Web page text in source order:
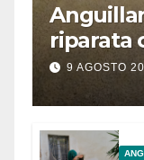
riparata
9 AGOSTO